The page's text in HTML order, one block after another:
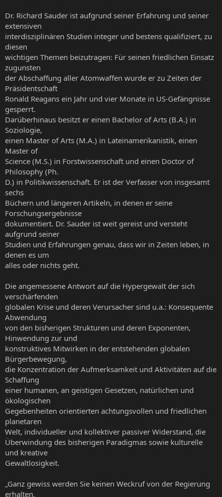
Dr. Richard Sauder ist aufgrund seiner Erfahrung und seiner
extensiven
interdisziplinären Studien integer und bestens qualifiziert, zu
diesen
wichtigen Themen beizutragen: Für seinen friedlichen Einsatz
zugunsten
der Abschaffung aller Atomwaffen wurde er zu Zeiten der
Präsidentschaft
Ronald Reagans ein Jahr und vier Monate in US-Gefängnisse
gesperrt.
Darüberhinaus besitzt er einen Bachelor of Arts (B.A.) in
Soziologie,
einen Master of Arts (M.A.) in Lateinamerikanistik, einen
Master of
Science (M.S.) in Forstwissenschaft und einen Doctor of
Philosophy (Ph.
D.) in Politikwissenschaft. Er ist der Verfasser von insgesamt
sechs
Büchern und längeren Artikeln, in denen er seine
Forschungsergebnisse
dokumentiert. Dr. Sauder ist weit gereist und versteht
aufgrund seiner
Studien und Erfahrungen genau, dass wir in Zeiten leben, in
denen es um
alles oder nichts geht.
Die angemessene Antwort auf die Hypergewalt der sich
verschärfenden
globalen Krise und deren Verursacher sind u.a.: Konsequente
Abwendung
von den bisherigen Strukturen und deren Exponenten,
Hinwendung zur und
konstruktives Mitwirken in der entstehenden globalen
Bürgerbewegung,
die Konzentration der Aufmerksamkeit und Aktivitäten auf die
Schaffung
einer humanen, an geistigen Gesetzen, natürlichen und
ökologischen
Gegebenheiten orientierten achtungsvollen und friedlichen
planetaren
Welt, individueller und kollektiver passiver Widerstand, die
Überwindung des bisherigen Paradigmas sowie kulturelle
und kreative
Gewaltlosigkeit.
„Ganz gewiss werden Sie keinen Weckruf von der Regierung
erhalten.